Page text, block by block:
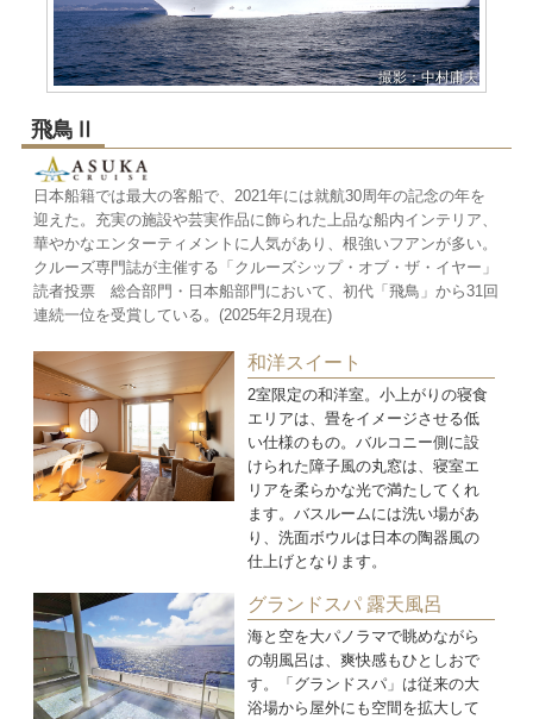
撮影：中村庸夫
飛鳥Ⅱ
日本船籍では最大の客船で、2021年には就航30周年の記念の年を
迎えた。充実の施設や芸実作品に飾られた上品な船内インテリア、
華やかなエンターティメントに人気があり、根強いフアンが多い。
クルーズ専門誌が主催する「クルーズシップ・オブ・ザ・イヤー」
読者投票 総合部門・日本船部門において、初代「飛鳥」から31回
連続一位を受賞している。(2025年2月現在)
和洋スイート
2室限定の和洋室。小上がりの寝食
エリアは、畳をイメージさせる低
い仕様のもの。バルコニー側に設
けられた障子風の丸窓は、寝室エ
リアを柔らかな光で満たしてくれ
ます。バスルームには洗い場があ
り、洗面ボウルは日本の陶器風の
仕上げとなります。
グランドスパ 露天風呂
海と空を大パノラマで眺めながら
の朝風呂は、爽快感もひとしおで
す。「グランドスパ」は従来の大
浴場から屋外にも空間を拡大して